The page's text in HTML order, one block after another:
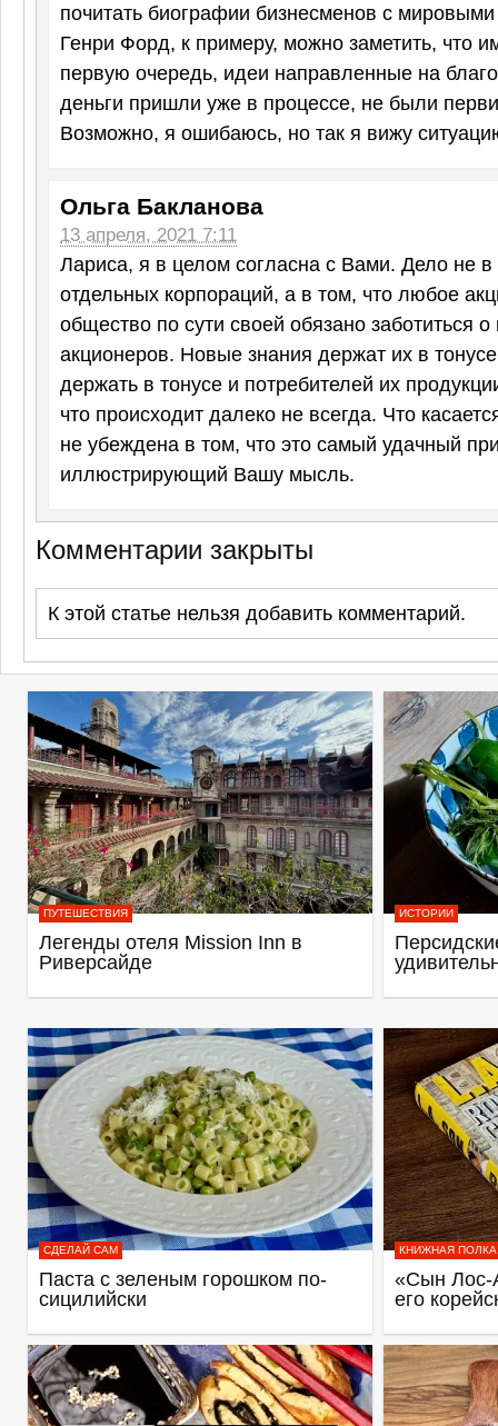
почитать биографии бизнесменов с
Генри Форд, к примеру, можно заметить, что
первую очередь, идеи направленные на
деньги пришли уже в процессе, не были
Возможно, я ошибаюсь, но так я вижу
Ольга Бакланова
13 апреля, 2021 7:11
Лариса, я в целом согласна с Вами. Дело не в
отдельных корпораций, а в том, что любое
общество по сути своей обязано заботиться
акционеров. Новые знания держат их в
держать в тонусе и потребителей их
что происходит далеко не всегда. Что
не убеждена в том, что это самый удачный
иллюстрирующий Вашу мысль.
Комментарии закрыты
К этой статье нельзя добавить комментарий.
ПУТЕШЕСТВИЯ
Легенды отеля Mission Inn в
Риверсайде
ИСТОРИИ
СДЕЛАЙ САМ
Паста с зеленым горошком по-
сицилийски
КНИЖНАЯ ПОЛКА
«Сын Лос-
его